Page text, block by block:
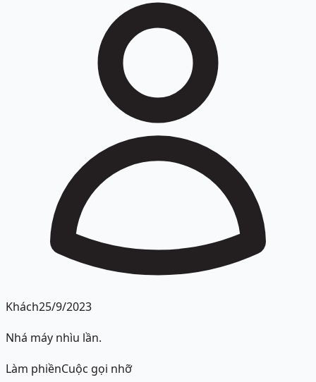
Khách25/9/2023
Nhá máy nhìu lần.
Làm phiềnCuộc gọi nhỡ